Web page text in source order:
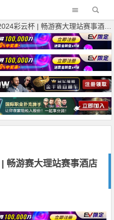
彩云杯 | 畅游赛大理站赛事酒店发布
| 畅游赛大理站赛事酒店